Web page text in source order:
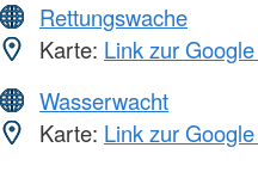
Rettungswache
Karte: Link zur
Wasserwacht
Karte: Link zur